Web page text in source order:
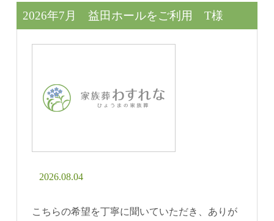
2026年7月 益田ホールをご利用 T様
2026.08.04
こちらの希望を丁寧に聞いていただき、ありが